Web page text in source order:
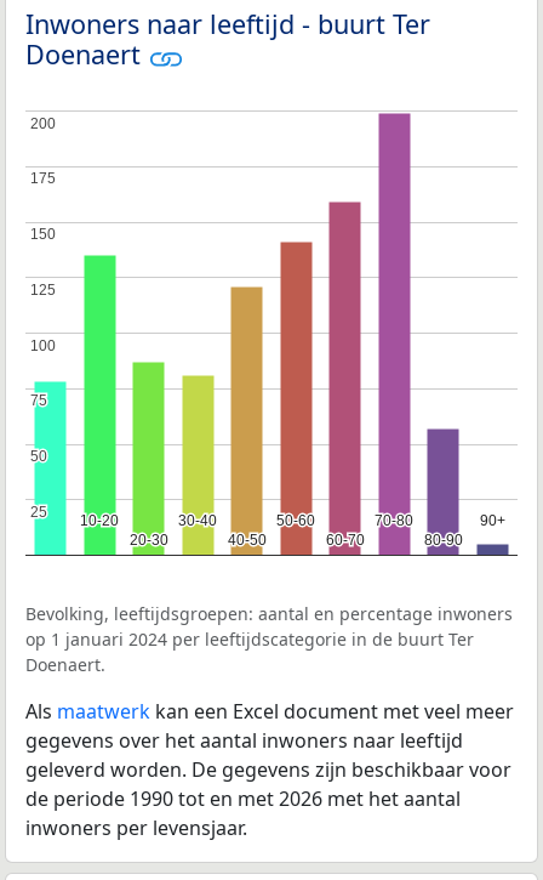
Inwoners naar leeftijd - buurt Ter
Doenaert
10-20
10-20
20-30
20-30
30-40
30-40
40-50
40-50
50-60
50-60
60-70
60-70
70-80
70-80
80-90
80-90
90+
90+
25
25
50
50
75
75
100
100
125
125
150
150
175
175
200
200
Bevolking, leeftijdsgroepen: aantal en percentage inwoners
op 1 januari 2024 per leeftijdscategorie in de buurt Ter
Doenaert.
Als maatwerk kan een Excel document met veel meer
gegevens over het aantal inwoners naar leeftijd
geleverd worden. De gegevens zijn beschikbaar voor
de periode 1990 tot en met 2026 met het aantal
inwoners per levensjaar.